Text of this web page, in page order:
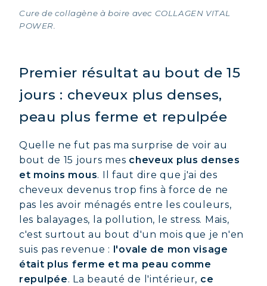
Cure de collagène à boire avec COLLAGEN VITAL
POWER.
Premier résultat au bout de 15
jours : cheveux plus denses,
peau plus ferme et repulpée
Quelle ne fut pas ma surprise de voir au
bout de 15 jours mes cheveux plus denses
et moins mous. Il faut dire que j'ai des
cheveux devenus trop fins à force de ne
pas les avoir ménagés entre les couleurs,
les balayages, la pollution, le stress. Mais,
c'est surtout au bout d'un mois que je n'en
suis pas revenue : l'ovale de mon visage
était plus ferme et ma peau comme
repulpée. La beauté de l'intérieur, ce